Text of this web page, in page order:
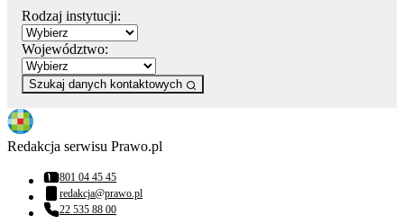
Rodzaj instytucji:
Województwo:
Szukaj danych kontaktowych
Redakcja serwisu Prawo.pl
Numer telefonu:
801 04 45 45
Adres email:
redakcja@prawo.pl
Numer telefonu:
22 535 88 00